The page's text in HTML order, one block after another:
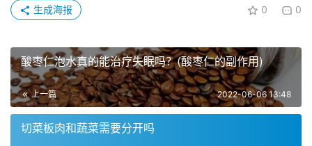
0 0
生成海报
酸枣仁泡水真的能治疗失眠吗？(酸枣仁的副作用)
上一篇 2022-06-06 13:48
切菜板肉和蔬菜需要分开吗